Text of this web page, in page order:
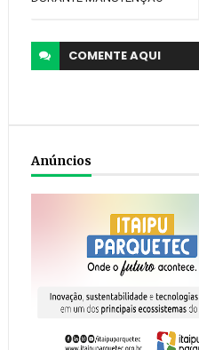
COMENTEAQUI
Anúncios